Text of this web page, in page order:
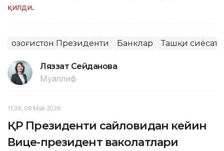
қилди.
Қозоғистон Президенти Банклар Ташқи сиёсат
Ляззат Сейданова
Муаллиф
11:39, 08 Май 2026
ҚР Президенти сайловидан кейин
Вице-президент ваколатлари